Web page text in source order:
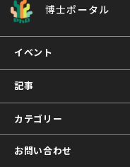
博士ポータル
イベント
記事
カテゴリー
お問い合わせ